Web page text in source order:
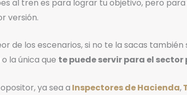
al tren es para lograr tu objetivo, pero
versión.
de los escenarios, si no te la sacas
la única que te puede servir para el sector
ya sea a Inspectores de Hacienda,